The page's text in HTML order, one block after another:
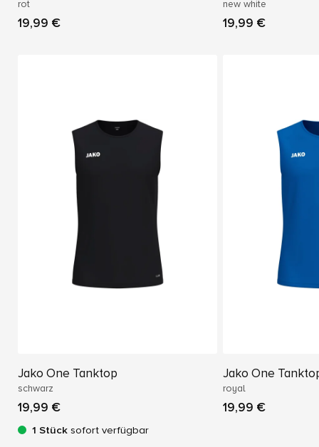
rot
19,99 €
new white
19,99 €
Jako One Tanktop
schwarz
19,99 €
1 Stück sofort verfügbar
Jako One
royal
19,99 €